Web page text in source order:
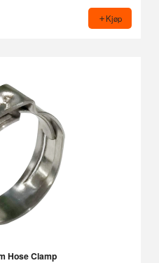
Kjøp
Hose Clamp